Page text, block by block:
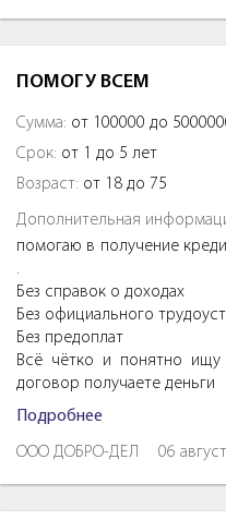
ПОМОГУ ВСЕМ
Сумма: от 100000 до
Срок: от 1 до 5 лет
Возраст: от 18 до 75
Дополнительная
помогаю в получение
.
Без справок о доходах
Без официального
Без предоплат
Всё чётко и понятно ищу
договор получаете деньги
Подробнее
ООО ДОБРО-ДЕЛ 06